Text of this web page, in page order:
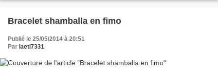
Bracelet shamballa en fimo
Publié le 25/05/2014 à 20:51
Par laeti7331